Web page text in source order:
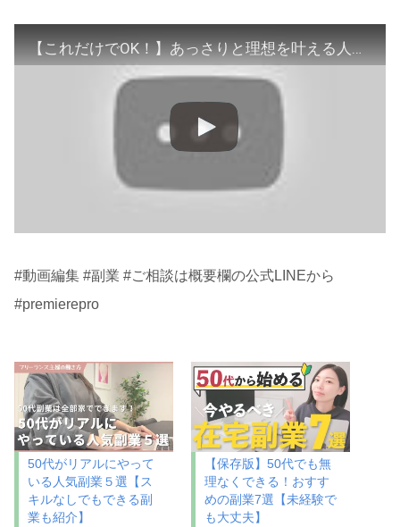
【これだけでOK！】あっさりと理想を叶える人の特徴♡【起業・副業・女性限定動画編集スクール】
#動画編集 #副業 #ご相談は概要欄の公式LINEから
#premierepro
50代がリアルにやって
いる人気副業５選【ス
キルなしでもできる副
業も紹介】
【保存版】50代でも無
理なくできる！おすす
めの副業7選【未経験で
も大丈夫】